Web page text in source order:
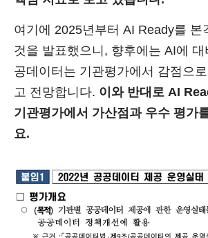
여기에 2025년부터 AI Ready를 본
것을 발표했으니, 향후에는 AI에
공데이터는 기관평가에서 감점으
고 전망합니다. 이와 반대로 AI
기관평가에서 가산점과 우수 평가
요.